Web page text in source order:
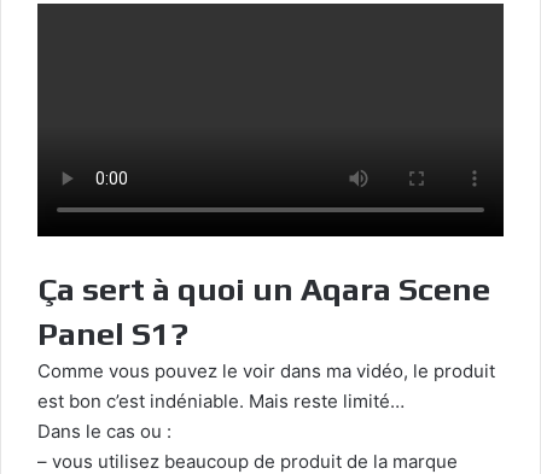
Ça sert à quoi un Aqara Scene
Panel S1?
Comme vous pouvez le voir dans ma vidéo, le produit
est bon c’est indéniable. Mais reste limité…
Dans le cas ou :
– vous utilisez beaucoup de produit de la marque